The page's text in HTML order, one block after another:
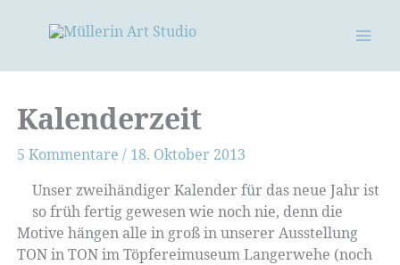
Kalenderzeit
5 Kommentare / 18. Oktober 2013
Unser zweihändiger Kalender für das neue Jahr ist
so früh fertig gewesen wie noch nie, denn die
Motive hängen alle in groß in unserer Ausstellung
TON in TON im Töpfereimuseum Langerwehe (noch